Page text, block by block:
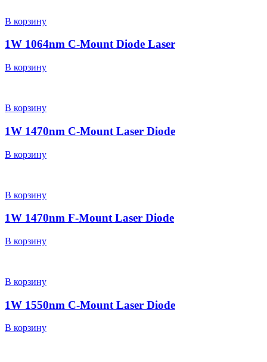
В корзину
1W 1064nm C-Mount Diode Laser
В корзину
В корзину
1W 1470nm C-Mount Laser Diode
В корзину
В корзину
1W 1470nm F-Mount Laser Diode
В корзину
В корзину
1W 1550nm C-Mount Laser Diode
В корзину